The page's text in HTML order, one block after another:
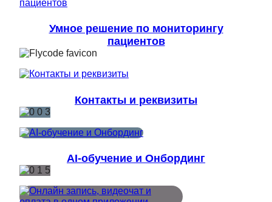
Умное решение по мониторингу
пациентов
Контакты и реквизиты
AI-обучение и Онбординг